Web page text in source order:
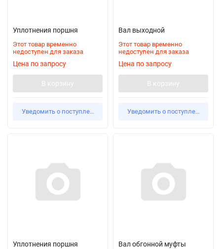
Уплотнения поршня
Этот товар временно
недоступен для заказа
Цена по запросу
В корзину
Уведомить о поступлении
Вал выходной
Этот товар временно
недоступен для заказа
Цена по запросу
В корзину
Уведомить о поступлении
Уплотнения поршня Вал обгонной муфты